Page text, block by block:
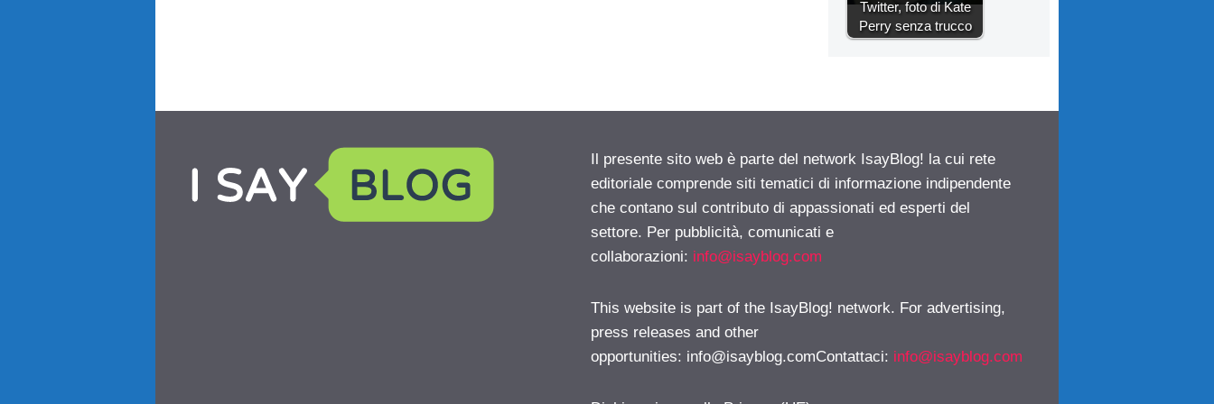
Twitter, foto di Kate
Perry senza trucco
Il presente sito web è parte del network IsayBlog! la cui rete
editoriale comprende siti tematici di informazione indipendente
che contano sul contributo di appassionati ed esperti del
settore. Per pubblicità, comunicati e
collaborazioni: info@isayblog.com
This website is part of the IsayBlog! network. For advertising,
press releases and other
opportunities: info@isayblog.comContattaci: info@isayblog.com